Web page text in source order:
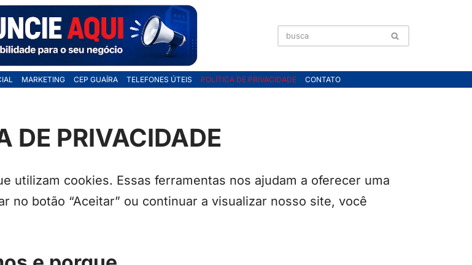
MARKETING CEP GUAÍRA TELEFONES ÚTEIS POLÍTICA DE PRIVACIDADE CONTATO
DE PRIVACIDADE
utilizam cookies. Essas ferramentas nos ajudam a oferecer uma
no botão “Aceitar” ou continuar a visualizar nosso site, você